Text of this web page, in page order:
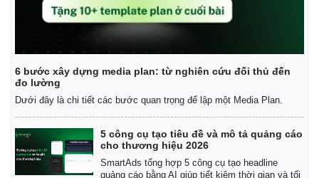
Pháp luật
Tin nóng
Quân sự - Quốc phòng
6 bước xây dựng media plan: từ nghiên cứu đối thủ đến
đo lường
Dưới đây là chi tiết các bước quan trọng để lập một Media Plan.
5 công cụ tạo tiêu đề và mô tả quảng cáo
cho thương hiệu 2026
SmartAds tổng hợp 5 công cụ tạo headline
quảng cáo bằng AI giúp tiết kiệm thời gian và tối